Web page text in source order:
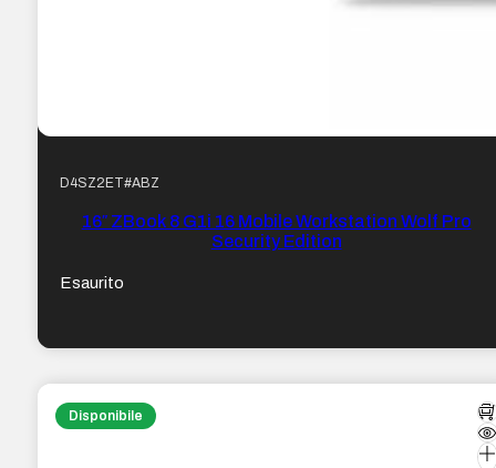
D4SZ2ET#ABZ
16″ ZBook 8 G1i 16 Mobile Workstation Wolf Pro
Security Edition
Esaurito
Disponibile